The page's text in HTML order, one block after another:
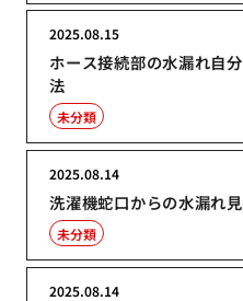
ホース接続部の水漏れ自
法
2025.08.15
未分類
洗濯機蛇口からの水漏れ
2025.08.14
未分類
2025.08.14